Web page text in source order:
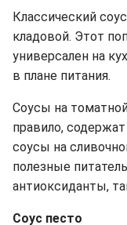
Классический
кладовой. Этот
универсален на
в плане питания.
Соусы на
правило,
соусы на
полезные
антиоксиданты,
Соус песто